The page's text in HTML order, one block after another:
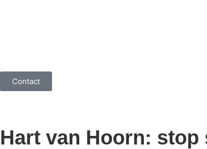
Contact
Hart van Hoorn: